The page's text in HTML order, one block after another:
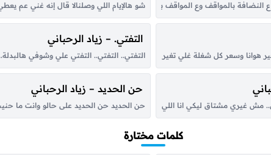
ع النضافة بالمواقف وع المواقف بالسياسة وعلى كل شي اسمو تكتيك
شو هالإيام اللي وصلنالا قال إنه غني عم
هوانا وسعر كل شغلة غلي تغير هوانا وسعر كل شغلة غلي خسة زارعها كنت
التفتي. – زياد الرحباني
التفتي.. التفتي.. التفتي علي وشوفي
مش غيري مشتاق ليكي انا اللي عليكي مشتاق.. مش غيري مشتاق ليكي
حن الحديد – زياد الرحباني
حن الحديد حن الحديد على حالو وانت ما
كلمات مختارة